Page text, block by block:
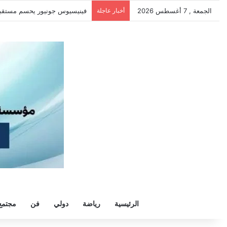
الجمعة , 7 أغسطس 2026 أخبار عاجلة سيلتيك يكثف مفاوضاته
الرئيسية رياضة دولي فن